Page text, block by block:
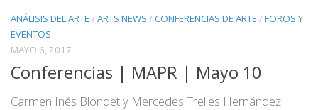
ANÁLISIS DEL ARTE /ARTS NEWS /CONFERENCIAS DE ARTE /FOROS Y
EVENTOS
MAYO 6, 2017
Conferencias | MAPR | Mayo 10
Carmen Inés Blondet y Mercedes Trelles Hernández